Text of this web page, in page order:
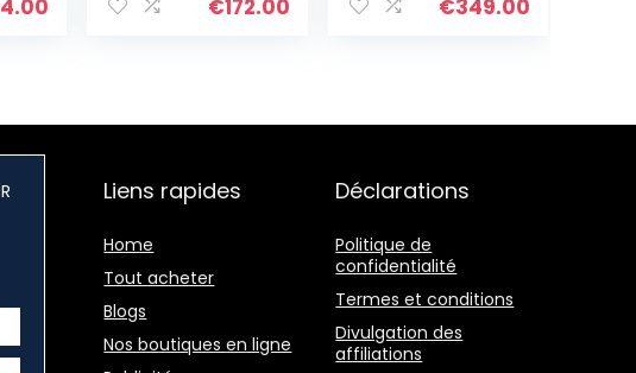
€172.00
Non Incluse,
€349.00
Liens rapides
Home
Tout acheter
Blogs
Nos boutiques en ligne
Déclarations
Politique de
confidentialité
Termes et conditions
Divulgation des
affiliations